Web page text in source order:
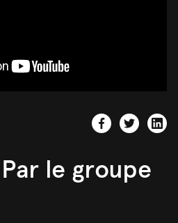
le groupe